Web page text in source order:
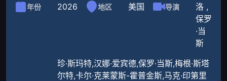
年份 2026 地区 美国 导演
洛 ,
保罗
·当
斯
珍·斯玛特,汉娜·爱宾德,保罗·当斯,梅根·斯塔
尔特,卡尔·克莱蒙斯-霍普金斯,马克·印第里